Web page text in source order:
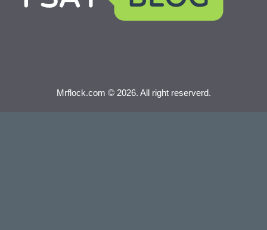
Mrflock.com © 2026. All right reserverd.